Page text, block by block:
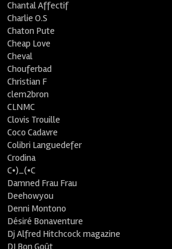
Chantal Affectif
Charlie O.S
Chaton Pute
Cheap Love
Cheval
Chouferbad
Christian F
clem2bron
CLNMC
Clovis Trouille
Coco Cadavre
Colibri Languedefer
Crodina
C•)_(•C
Damned Frau Frau
Deehowyou
Denni Montono
Désiré Bonaventure
Dj Alfred Hitchcock magazine
DJ Bon Goût